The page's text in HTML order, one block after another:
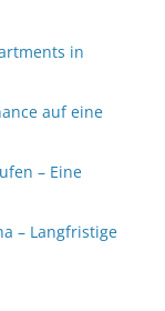
in
auf eine
– Eine
– Langfristige